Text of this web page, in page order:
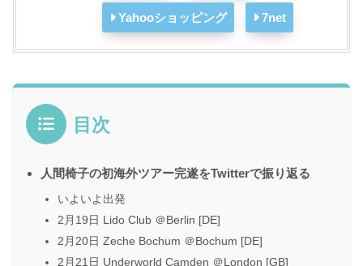
Yahooショッピング 7net
目次
人間椅子の初海外ツアー完遂をTwitterで振り返る
いよいよ出発
2月19日 Lido Club ＠Berlin [DE]
2月20日 Zeche Bochum ＠Bochum [DE]
2月21日 Underworld Camden ＠London [GB]